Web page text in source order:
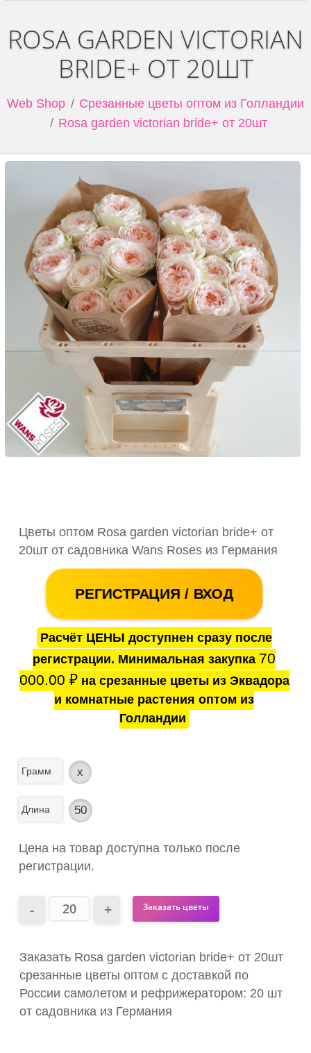
ROSA GARDEN VICTORIAN
BRIDE+ ОТ 20ШТ
Web Shop
Срезанные цветы оптом из Голландии
Rosa garden victorian bride+ от 20шт
Цветы оптом Rosa garden victorian bride+ от
20шт от садовника Wans Roses из Германия
РЕГИСТРАЦИЯ / ВХОД
Расчёт ЦЕНЫ доступнен сразу после
регистрации. Минимальная закупка 70
000.00 ₽на срезанные цветы из Эквадора
и комнатные растения оптом из
Голландии
Грамм x
Длина 50
Цена на товар доступна только после
регистрации.
Заказать цветы
Заказать Rosa garden victorian bride+ от 20шт
срезанные цветы оптом с доставкой по
России самолетом и рефрижератором: 20 шт
от садовника из Германия